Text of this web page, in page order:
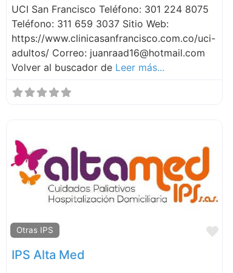
UCI San Francisco Teléfono: 301 224 8075
Teléfono: 311 659 3037 Sitio Web:
https://www.clinicasanfrancisco.com.co/uci-
adultos/ Correo: juanraad16@hotmail.com
Volver al buscador de Leer más...
Otras IPS
IPS Alta Med